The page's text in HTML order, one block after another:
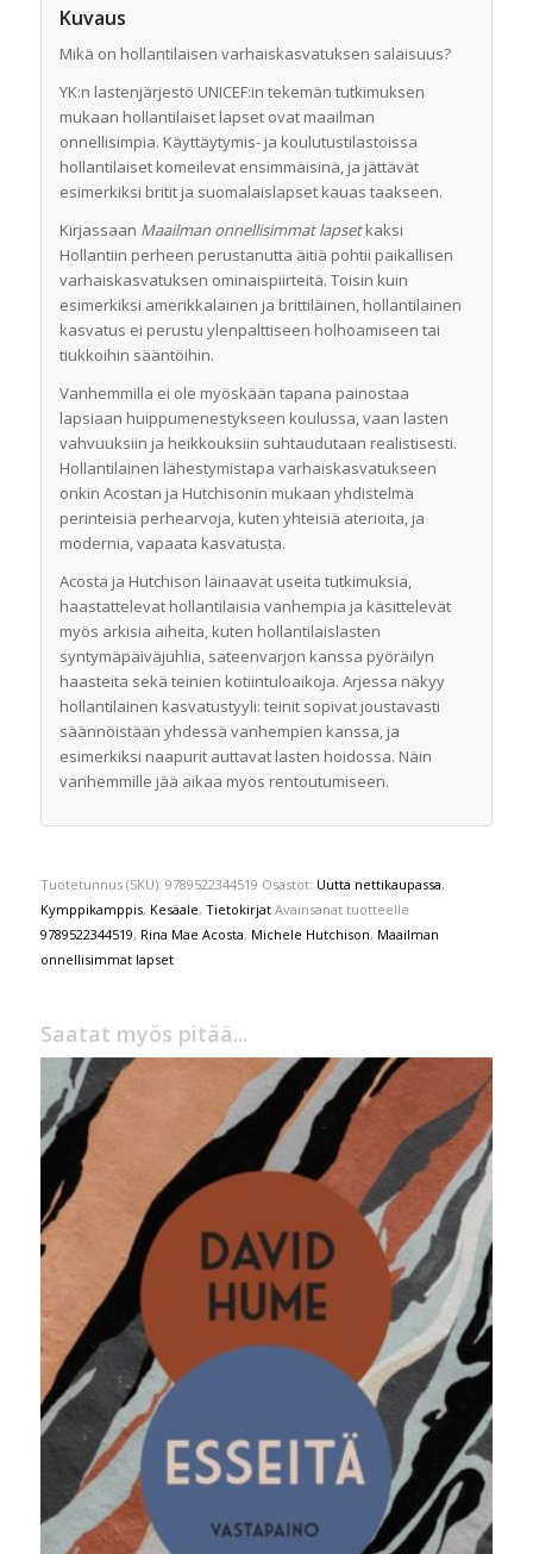
Kuvaus
Mikä on hollantilaisen varhaiskasvatuksen salaisuus?
YK:n lastenjärjestö UNICEF:in tekemän tutkimuksen
mukaan hollantilaiset lapset ovat maailman
onnellisimpia. Käyttäytymis- ja koulutustilastoissa
hollantilaiset komeilevat ensimmäisinä, ja jättävät
esimerkiksi britit ja suomalaislapset kauas taakseen.
Kirjassaan Maailman onnellisimmat lapsetkaksi
Hollantiin perheen perustanutta äitiä pohtii paikallisen
varhaiskasvatuksen ominaispiirteitä. Toisin kuin
esimerkiksi amerikkalainen ja brittiläinen, hollantilainen
kasvatus ei perustu ylenpalttiseen holhoamiseen tai
tiukkoihin sääntöihin.
Vanhemmilla ei ole myöskään tapana painostaa
lapsiaan huippumenestykseen koulussa, vaan lasten
vahvuuksiin ja heikkouksiin suhtaudutaan realistisesti.
Hollantilainen lähestymistapa varhaiskasvatukseen
onkin Acostan ja Hutchisonin mukaan yhdistelmä
perinteisiä perhearvoja, kuten yhteisiä aterioita, ja
modernia, vapaata kasvatusta.
Acosta ja Hutchison lainaavat useita tutkimuksia,
haastattelevat hollantilaisia vanhempia ja käsittelevät
myös arkisia aiheita, kuten hollantilaislasten
syntymäpäiväjuhlia, sateenvarjon kanssa pyöräilyn
haasteita sekä teinien kotiintuloaikoja. Arjessa näkyy
hollantilainen kasvatustyyli: teinit sopivat joustavasti
säännöistään yhdessä vanhempien kanssa, ja
esimerkiksi naapurit auttavat lasten hoidossa. Näin
vanhemmille jää aikaa myös rentoutumiseen.
Tuotetunnus (SKU): 9789522344519 Osastot: Uutta nettikaupassa,
Kymppikamppis, Kesäale, Tietokirjat Avainsanat tuotteelle
9789522344519, Rina Mae Acosta, Michele Hutchison, Maailman
onnellisimmat lapset
Saatat myös pitää...